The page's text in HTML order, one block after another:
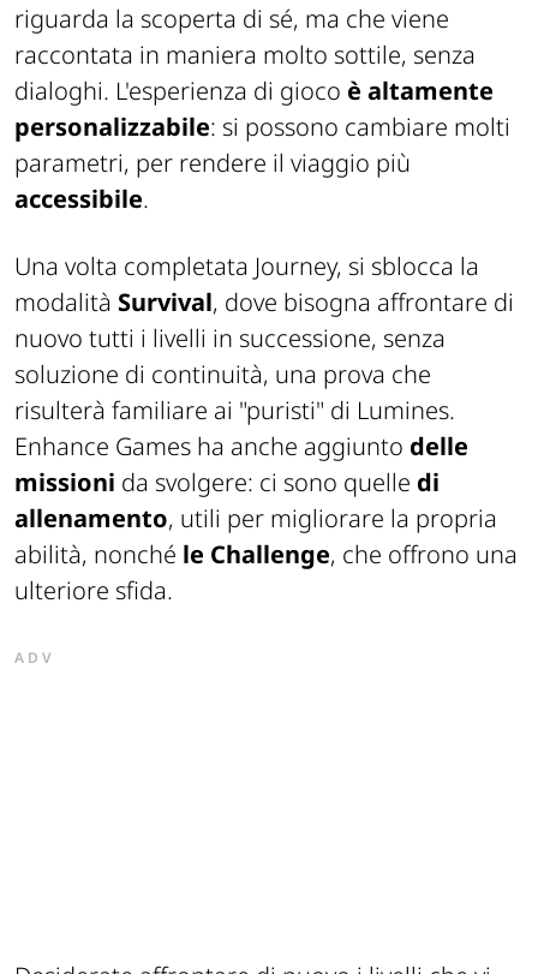
riguarda la scoperta di sé, ma che viene
raccontata in maniera molto sottile, senza
dialoghi. L'esperienza di gioco è altamente
personalizzabile: si possono cambiare molti
parametri, per rendere il viaggio più
accessibile.
Una volta completata Journey, si sblocca la
modalità Survival, dove bisogna affrontare di
nuovo tutti i livelli in successione, senza
soluzione di continuità, una prova che
risulterà familiare ai "puristi" di Lumines.
Enhance Games ha anche aggiunto delle
missioni da svolgere: ci sono quelle di
allenamento, utili per migliorare la propria
abilità, nonché le Challenge, che offrono una
ulteriore sfida.
ADV